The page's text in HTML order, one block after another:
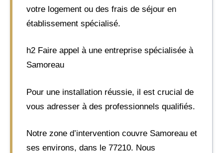
votre logement ou des frais de séjour en
établissement spécialisé.
h2 Faire appel à une entreprise spécialisée à
Samoreau
Pour une installation réussie, il est crucial de
vous adresser à des professionnels qualifiés.
Notre zone d’intervention couvre Samoreau et
ses environs, dans le 77210. Nous